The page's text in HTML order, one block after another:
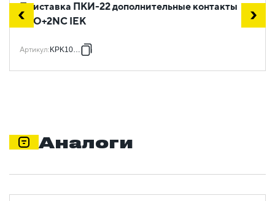
Приставка ПКИ-22 дополнительные контакты
2NO+2NC IEK
Артикул: KPK10-22
Аналоги